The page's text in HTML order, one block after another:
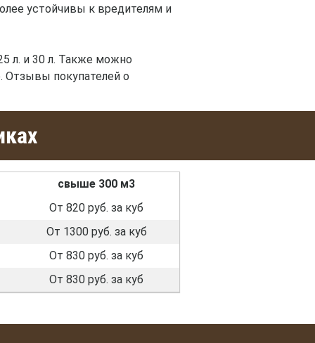
устойчивы к вредителям и
л. и 30 л. Также можно
Отзывы покупателей о
свыше 300 м3
От 820 руб. за куб
От 1300 руб. за куб
От 830 руб. за куб
От 830 руб. за куб